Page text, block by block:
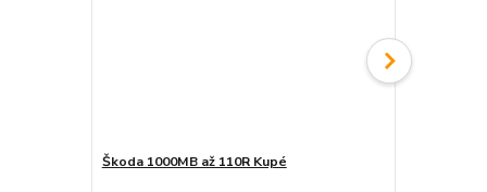
Škoda 1000MB až 110R Kupé